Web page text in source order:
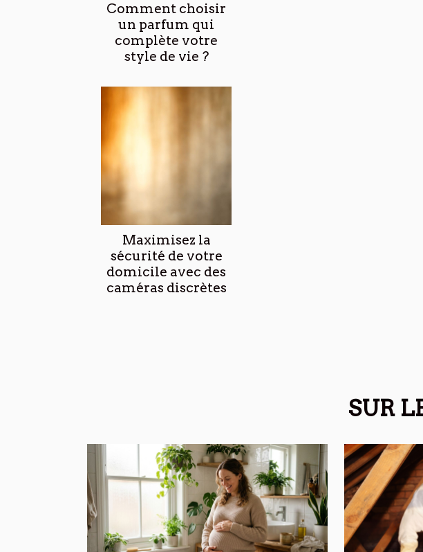
Comment choisir
un parfum qui
complète votre
style de vie ?
Maximisez la
sécurité de votre
domicile avec des
caméras discrètes
SUR